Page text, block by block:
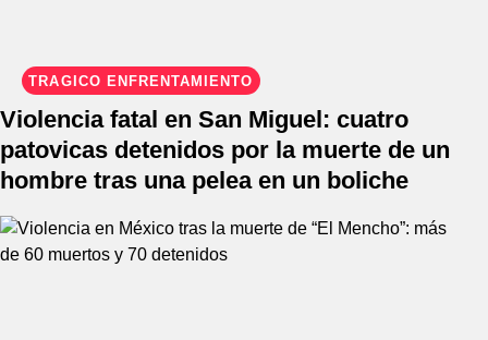
TRÁGICO ENFRENTAMIENTO
Violencia fatal en San Miguel: cuatro
patovicas detenidos por la muerte de un
hombre tras una pelea en un boliche